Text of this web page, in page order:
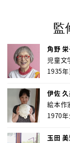
監
角野
児童文
1935
伊佐
絵本作
1970
玉田